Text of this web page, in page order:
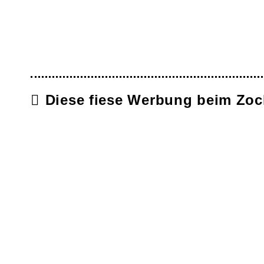
Diese fiese Werbung beim